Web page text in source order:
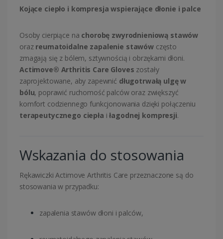
Kojące ciepło i kompresja wspierające dłonie i palce
Osoby cierpiące na chorobę zwyrodnieniową stawów
oraz reumatoidalne zapalenie stawówczęsto
zmagają się z bólem, sztywnością i obrzękami dłoni.
Actimove® Arthritis Care Gloves zostały
zaprojektowane, aby zapewnić długotrwałą ulgę w
bólu, poprawić ruchomość palców oraz zwiększyć
komfort codziennego funkcjonowania dzięki połączeniu
terapeutycznego ciepła iłagodnej kompresji.
Wskazania do stosowania
Rękawiczki Actimove Arthritis Care przeznaczone są do
stosowania w przypadku:
zapalenia stawów dłoni i palców,